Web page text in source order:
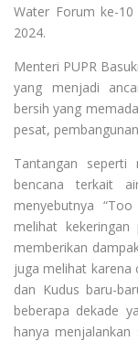
Water Forum ke-
2024.
Menteri PUPR
yang menjadi
bersih yang
pesat,
Tantangan seperti
bencana terkait
menyebutnya
melihat
memberikan
juga melihat
dan Kudus baru-
beberapa dekade
hanya